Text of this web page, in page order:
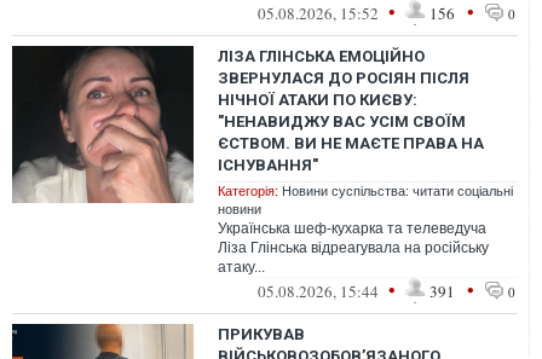
05.08.2026, 15:52 • 156 • 0
ЛІЗА ГЛІНСЬКА ЕМОЦІЙНО
ЗВЕРНУЛАСЯ ДО РОСІЯН ПІСЛЯ
НІЧНОЇ АТАКИ ПО КИЄВУ:
"НЕНАВИДЖУ ВАС УСІМ СВОЇМ
ЄСТВОМ. ВИ НЕ МАЄТЕ ПРАВА НА
ІСНУВАННЯ"
Категорія: Новини суспільства: читати соціальні
новини
Українська шеф-кухарка та телеведуча
Ліза Глінська відреагувала на російську
атаку...
05.08.2026, 15:44 • 391 • 0
ПРИКУВАВ